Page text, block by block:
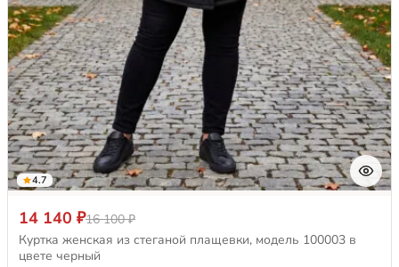
4.7
14 140 ₽16 100 ₽
Куртка женская из стеганой плащевки, модель 100003 в
цвете черный